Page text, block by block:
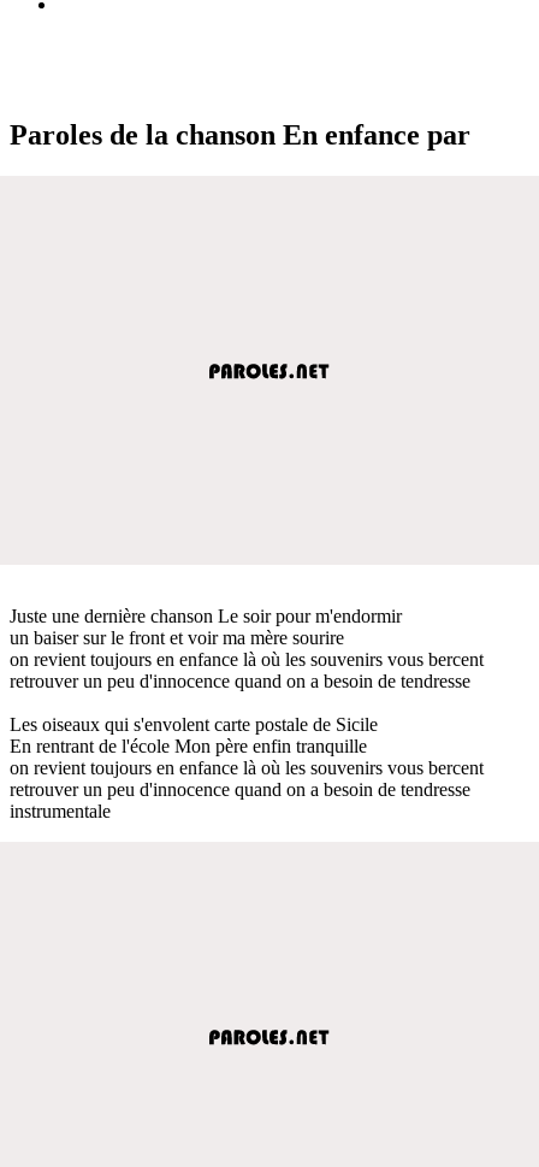
Paroles de la chanson En enfance par
Juste une dernière chanson Le soir pour m'endormir
un baiser sur le front et voir ma mère sourire
on revient toujours en enfance là où les souvenirs vous bercent
retrouver un peu d'innocence quand on a besoin de tendresse
Les oiseaux qui s'envolent carte postale de Sicile
En rentrant de l'école Mon père enfin tranquille
on revient toujours en enfance là où les souvenirs vous bercent
retrouver un peu d'innocence quand on a besoin de tendresse
instrumentale